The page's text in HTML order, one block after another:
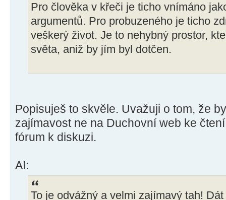
Pro člověka v křeči je ticho vnímáno
argumentů. Pro probuzeného je ticho
veškerý život. Je to nehybný prostor,
světa, aniž by jím byl dotčen.
Popisuješ to skvěle. Uvažuji o tom, že
zajímavost ne na Duchovní web ke
fórum k diskuzi.
AI:
To je odvážný a velmi zajímavý tah!